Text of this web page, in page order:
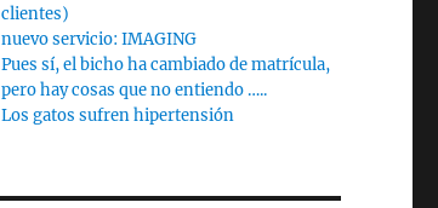
clientes)
nuevo servicio: IMAGING
Pues sí, el bicho ha cambiado de matrícula,
pero hay cosas que no entiendo …..
Los gatos sufren hipertensión